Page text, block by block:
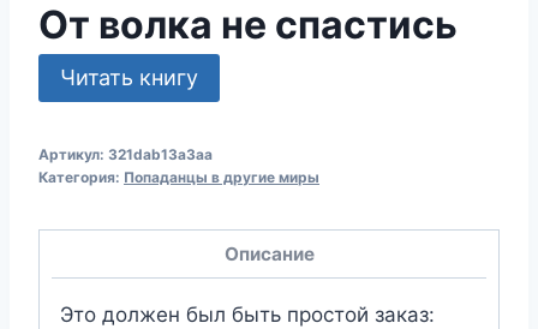
От волка не спастись
Читать книгу
Артикул: 321dab13a3aa
Категория: Попаданцы в другие миры
Описание
Это должен был быть простой заказ: